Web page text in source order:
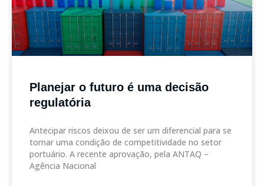
Planejar o futuro é uma decisão
regulatória
Antecipar riscos deixou de ser um diferencial para se
tornar uma condição de competitividade no setor
portuário. A recente aprovação, pela ANTAQ –
Agência Nacional